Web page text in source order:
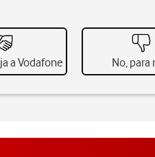
a Vodafone No, para